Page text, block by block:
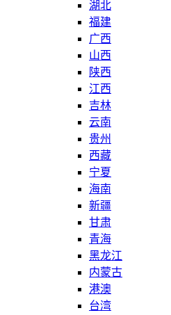
湖北
福建
广西
山西
陕西
江西
吉林
云南
贵州
西藏
宁夏
海南
新疆
甘肃
青海
黑龙江
内蒙古
港澳
台湾